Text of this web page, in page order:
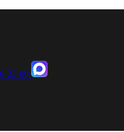
23-00